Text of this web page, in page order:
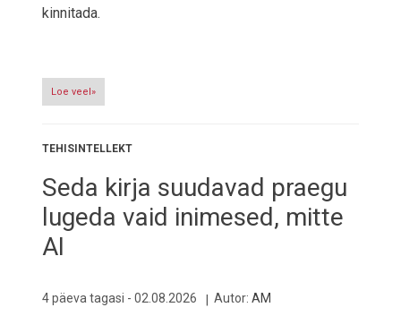
kinnitada.
Loe veel»
TEHISINTELLEKT
Seda kirja suudavad praegu
lugeda vaid inimesed, mitte
AI
4 päeva tagasi - 02.08.2026 Autor: AM